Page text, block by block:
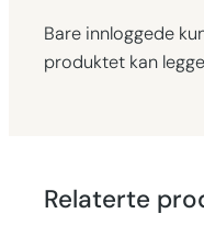
Bare innloggede
produktet kan
Relaterte